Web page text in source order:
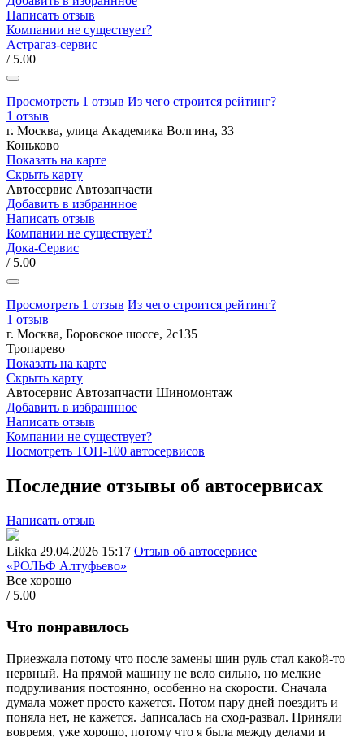
Написать отзыв
Компании не существует?
Астрагаз-сервис
/ 5.00
Просмотреть 1 отзыв Из чего строится рейтинг?
1 отзыв
г. Москва, улица Академика Волгина, 33
Коньково
Показать на карте
Скрыть карту
Автосервис Автозапчасти
Добавить в избраннное
Написать отзыв
Компании не существует?
Дока-Сервис
/ 5.00
Просмотреть 1 отзыв Из чего строится рейтинг?
1 отзыв
г. Москва, Боровское шоссе, 2с135
Тропарево
Показать на карте
Скрыть карту
Автосервис Автозапчасти Шиномонтаж
Добавить в избраннное
Написать отзыв
Компании не существует?
Посмотреть ТОП-100 автосервисов
Последние отзывы об автосервисах
Написать отзыв
Likka 29.04.2026 15:17 Отзыв об автосервисе
«РОЛЬФ Алтуфьево»
Все хорошо
/ 5.00
Что понравилось
Приезжала потому что после замены шин руль стал какой-то
нервный. На прямой машину не вело сильно, но мелкие
подруливания постоянно, особенно на скорости. Сначала
думала может просто кажется. Потом пару дней поездить и
поняла нет, не кажется. Записалась на сход-развал. Приняли
вовремя, уже хорошо, потому что я была между делами и